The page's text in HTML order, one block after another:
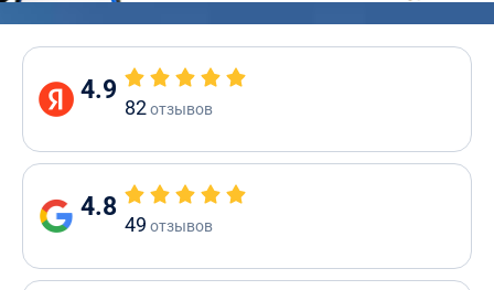
4.9
82отзывов
4.8
49 отзывов